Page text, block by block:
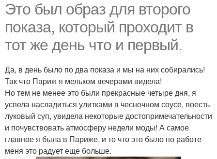
Это был образ для второго
показа, который проходит в
тот же день что и первый.
Да, в день было по два показа и мы на них собирались!
Так что Париж я мельком вечерами видела!
Но тем не менее это были прекрасные четыре дня, я
успела насладиться улитками в чесночном соусе, поесть
луковый суп, увидела некоторые достопримечательности
и почувствовать атмосферу недели моды! А самое
главное я была в Париже, и то что это было по работе
меня это радует еще больше.